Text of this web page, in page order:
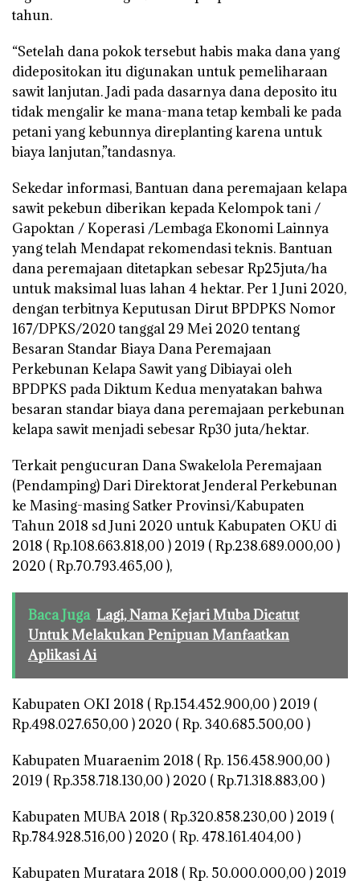
tahun.
“Setelah dana pokok tersebut habis maka dana yang
didepositokan itu digunakan untuk pemeliharaan
sawit lanjutan. Jadi pada dasarnya dana deposito itu
tidak mengalir ke mana-mana tetap kembali ke pada
petani yang kebunnya direplanting karena untuk
biaya lanjutan,”tandasnya.
Sekedar informasi, Bantuan dana peremajaan kelapa
sawit pekebun diberikan kepada Kelompok tani /
Gapoktan / Koperasi /Lembaga Ekonomi Lainnya
yang telah Mendapat rekomendasi teknis. Bantuan
dana peremajaan ditetapkan sebesar Rp25juta/ha
untuk maksimal luas lahan 4 hektar. Per 1 Juni 2020,
dengan terbitnya Keputusan Dirut BPDPKS Nomor
167/DPKS/2020 tanggal 29 Mei 2020 tentang
Besaran Standar Biaya Dana Peremajaan
Perkebunan Kelapa Sawit yang Dibiayai oleh
BPDPKS pada Diktum Kedua menyatakan bahwa
besaran standar biaya dana peremajaan perkebunan
kelapa sawit menjadi sebesar Rp30 juta/hektar.
Terkait pengucuran Dana Swakelola Peremajaan
(Pendamping) Dari Direktorat Jenderal Perkebunan
ke Masing-masing Satker Provinsi/Kabupaten
Tahun 2018 sd Juni 2020 untuk Kabupaten OKU di
2018 ( Rp.108.663.818,00 ) 2019 ( Rp.238.689.000,00 )
2020 ( Rp.70.793.465,00 ),
Baca Juga Lagi, Nama Kejari Muba Dicatut
Untuk Melakukan Penipuan Manfaatkan
Aplikasi Ai
Kabupaten OKI 2018 ( Rp.154.452.900,00 ) 2019 (
Rp.498.027.650,00 ) 2020 ( Rp. 340.685.500,00 )
Kabupaten Muaraenim 2018 ( Rp. 156.458.900,00 )
2019 ( Rp.358.718.130,00 ) 2020 ( Rp.71.318.883,00 )
Kabupaten MUBA 2018 ( Rp.320.858.230,00 ) 2019 (
Rp.784.928.516,00 ) 2020 ( Rp. 478.161.404,00 )
Kabupaten Muratara 2018 ( Rp. 50.000.000,00 ) 2019